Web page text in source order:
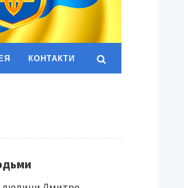
КОНТАКТИ